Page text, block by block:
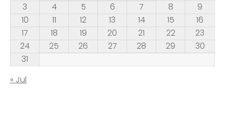
3
4 5 6 7 8
9
10
11 12 13 14 15
16
17
18 19 20 21 22
23
24
25 26 27 28 29
30
31
« Jul